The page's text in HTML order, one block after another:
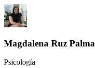
Magdalena Ruz Palma
Psicología